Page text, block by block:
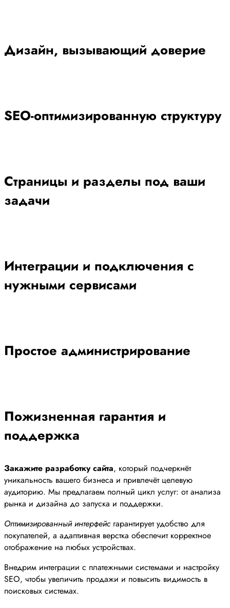
Дизайн, вызывающий доверие
SEO-оптимизированную структуру
Страницы и разделы под ваши
задачи
Интеграции и подключения с
нужными сервисами
Простое администрирование
Пожизненная гарантия и
поддержка
Закажите разработку сайта, который подчеркнёт
уникальность вашего бизнеса и привлечёт целевую
аудиторию. Мы предлагаем полный цикл услуг: от анализа
рынка и дизайна до запуска и поддержки.
Оптимизированный интерфейсгарантирует удобство для
покупателей, а адаптивная верстка обеспечит корректное
отображение на любых устройствах.
Внедрим интеграции с платежными системами и настройку
SEO, чтобы увеличить продажи и повысить видимость в
поисковых системах.